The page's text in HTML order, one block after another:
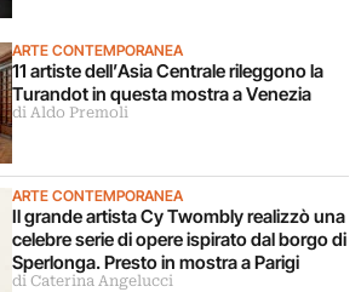
ARTE CONTEMPORANEA
11 artiste dell’Asia Centrale rileggono la
Turandot in questa mostra a Venezia
di Aldo Premoli
ARTE CONTEMPORANEA
Il grande artista Cy Twombly realizzò una
celebre serie di opere ispirato dal borgo di
Sperlonga. Presto in mostra a Parigi
di Caterina Angelucci